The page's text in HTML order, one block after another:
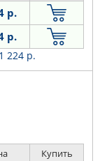
р.
р.
224 р.
Купить